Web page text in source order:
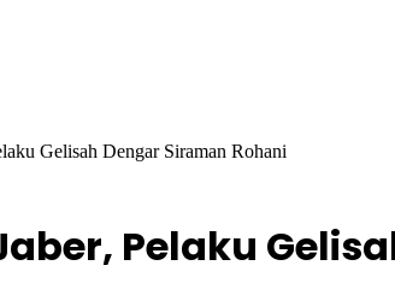
Gelisah Dengar Siraman Rohani
Pelaku